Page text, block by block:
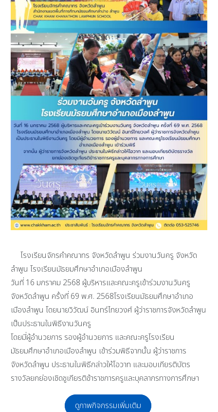
โรงเรียนจักรคำคณาทร จังหวัดลำพูน ร่วมงานวันครู จังหวัด
ลำพูน โรงเรียนมัธยมศึกษาอำเภอเมืองลำพูน
วันที่ 16 มกราคม 2568 ผู้บริหารและคณะครูเข้าร่วมงานวันครู
จังหวัดลำพูน ครั้งที่ 69 พ.ศ. 2568โรงเรียนมัธยมศึกษาอำเภอ
เมืองลำพูน โดยนายวิวัฒน์ อินทร์ไทยวงศ์ ผู้ว่าราชการจังหวัดลำพูน
เป็นประธานในพิธีงานวันครู
โดยมี่ผู้อำนวยการ รองผู้อำนวยการ และคณะครูโรงเรียน
มัธยมศึกษาอำเภอเมืองลำพูน เข้าร่วมพิธีจากนั้น ผู้ว่าราชการ
จังหวัดลำพูน ประธานในพิธีกล่าวให้โอวาท และมอบเกียรติบัตร
รางวัลยกย่องเชิดชูเกียรติข้าราชการครูและบุคลากรทางการศึกษา
ดูภาพกิจกรรมเพิ่มเติม